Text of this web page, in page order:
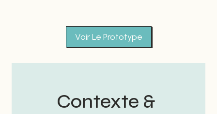
Voir Le Prototype
Contexte &